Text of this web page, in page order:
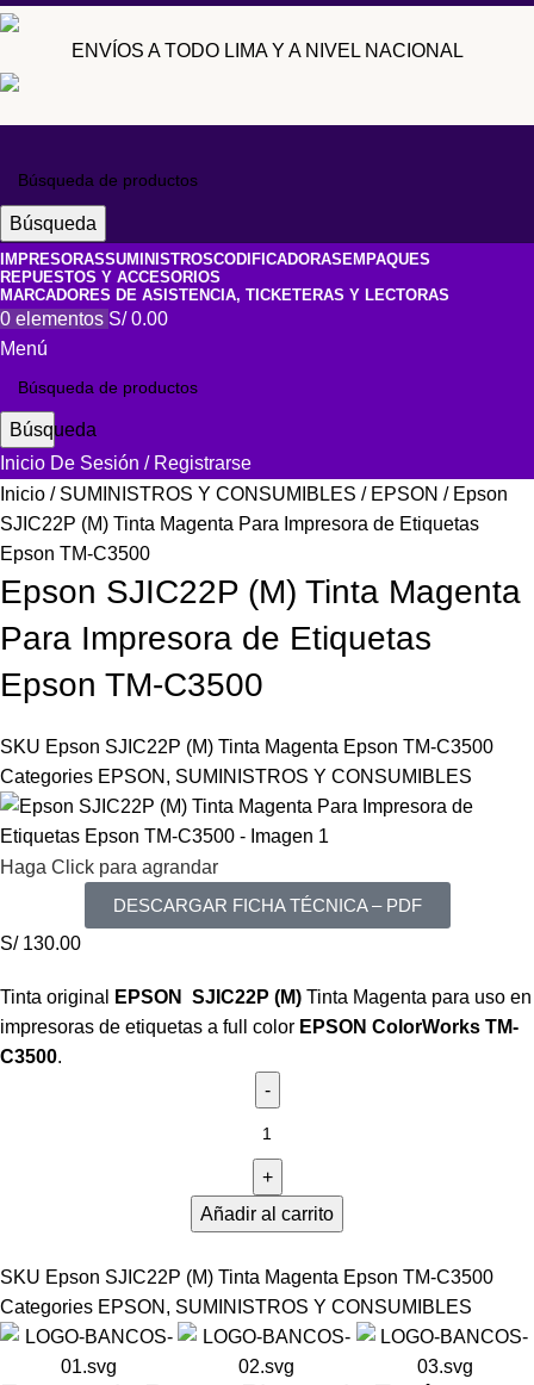
ENVÍOS A TODO LIMA Y A NIVEL NACIONAL
Búsqueda
IMPRESORASSUMINISTROSCODIFICADORAS EMPAQUES
REPUESTOS Y ACCESORIOS
MARCADORES DE ASISTENCIA, TICKETERAS Y LECTORAS
0 elementos S/0.00
Menú
Búsqueda
Inicio De Sesión / Registrarse
Inicio
SUMINISTROS Y CONSUMIBLES EPSON
Epson
SJIC22P (M) Tinta Magenta Para Impresora de Etiquetas
Epson TM-C3500
Epson SJIC22P (M) Tinta Magenta
Para Impresora de Etiquetas
Epson TM-C3500
SKU Epson SJIC22P (M) Tinta Magenta Epson TM-C3500
Categories EPSON , SUMINISTROS Y CONSUMIBLES
Haga Click para agrandar
DESCARGAR FICHA TÉCNICA – PDF
S/130.00
Tinta original EPSON SJIC22P (M) Tinta Magenta para uso en
impresoras de etiquetas a full color EPSON ColorWorks TM-
C3500.
Añadir al carrito
SKU Epson SJIC22P (M) Tinta Magenta Epson TM-C3500
Categories EPSON , SUMINISTROS Y CONSUMIBLES